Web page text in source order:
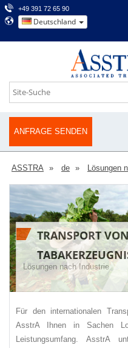
+49 391 72 65 90
Deutschland
ANFRAGE SENDEN
ASSTRA de Lösungen
TRANSPORT
Lösungen nach Industrie
Für den internationalen
AsstrA Ihnen in Sachen
Leistungsumfang. AsstrA